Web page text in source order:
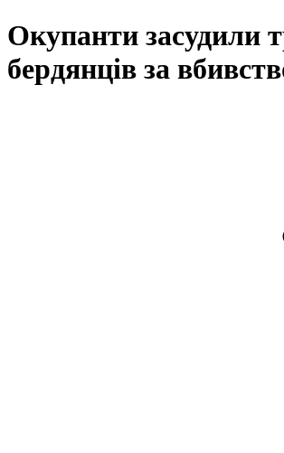
Окупанти засудили
бердянців за